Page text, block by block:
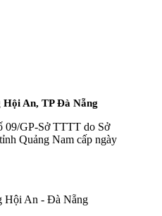
An, TP Đà Nẵng
09/GP-Sở TTTT do Sở
Quảng Nam cấp ngày
Hội An - Đà Nẵng